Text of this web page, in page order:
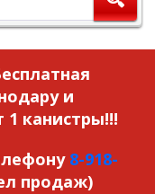
и
1 канистры!!!
8-918-
продаж)